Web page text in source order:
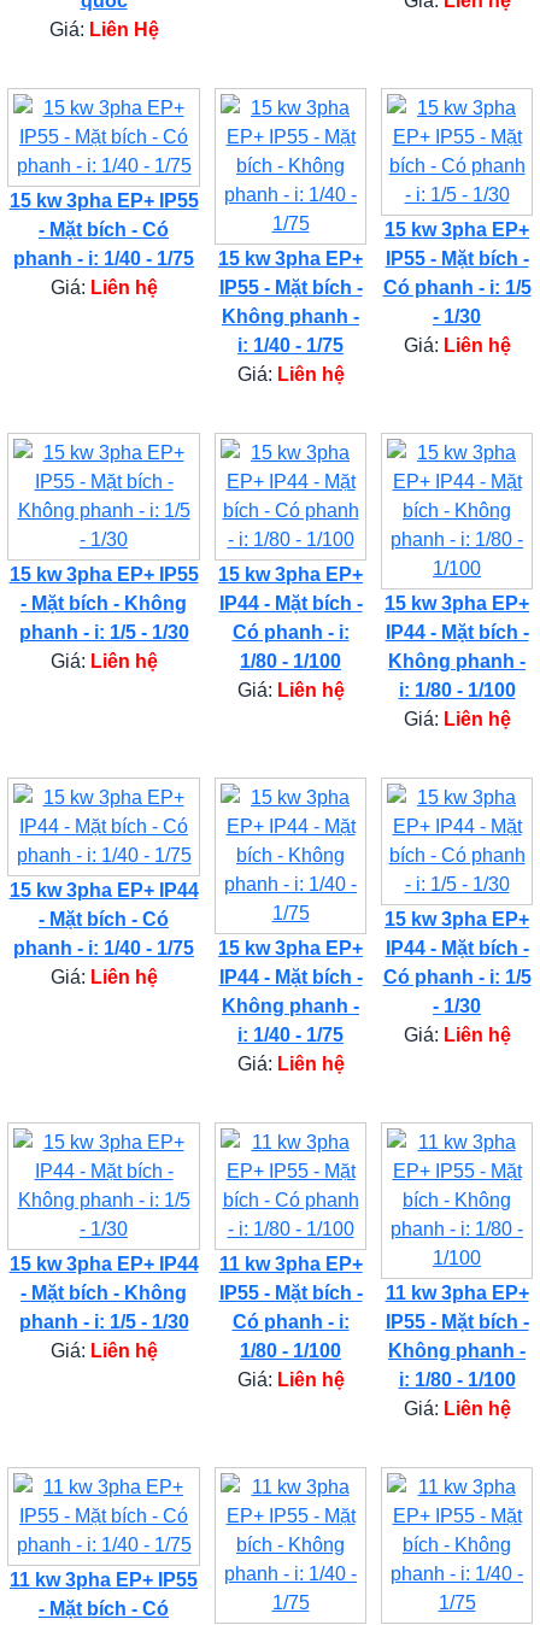
Giá: Liên Hệ
15 kw 3pha EP+ IP55
- Mặt bích - Có
phanh - i: 1/40 - 1/75
Giá: Liên hệ
15 kw 3pha EP+
IP55 - Mặt bích -
Không phanh -
i: 1/40 - 1/75
Giá: Liên hệ
15 kw 3pha EP+
IP55 - Mặt bích -
Có phanh - i: 1/5
- 1/30
Giá: Liên hệ
15 kw 3pha EP+ IP55
- Mặt bích - Không
phanh - i: 1/5 - 1/30
Giá: Liên hệ
15 kw 3pha EP+
IP44 - Mặt bích -
Có phanh - i:
1/80 - 1/100
Giá: Liên hệ
15 kw 3pha EP+
IP44 - Mặt bích -
Không phanh -
i: 1/80 - 1/100
Giá: Liên hệ
15 kw 3pha EP+ IP44
- Mặt bích - Có
phanh - i: 1/40 - 1/75
Giá: Liên hệ
15 kw 3pha EP+
IP44 - Mặt bích -
Không phanh -
i: 1/40 - 1/75
Giá: Liên hệ
15 kw 3pha EP+
IP44 - Mặt bích -
Có phanh - i: 1/5
- 1/30
Giá: Liên hệ
15 kw 3pha EP+ IP44
- Mặt bích - Không
phanh - i: 1/5 - 1/30
Giá: Liên hệ
11 kw 3pha EP+
IP55 - Mặt bích -
Có phanh - i:
1/80 - 1/100
Giá: Liên hệ
11 kw 3pha EP+
IP55 - Mặt bích -
Không phanh -
i: 1/80 - 1/100
Giá: Liên hệ
11 kw 3pha EP+ IP55
- Mặt bích - Có